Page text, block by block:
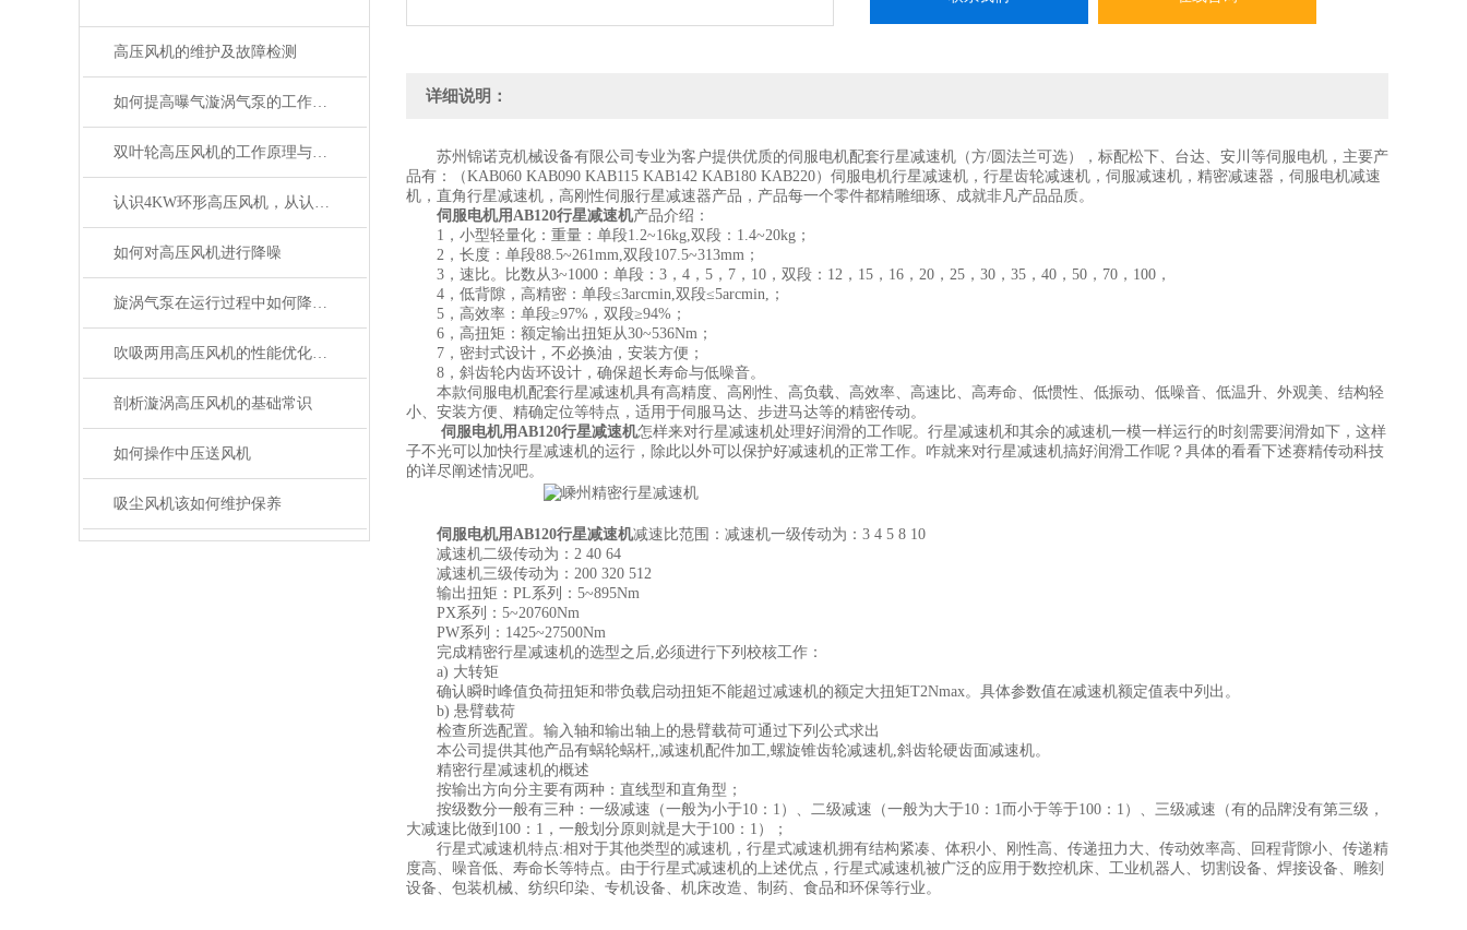
高压风机的维护及故障检测
如何提高曝气漩涡气泵的工作效率
双叶轮高压风机的工作原理与设计优势
认识4KW环形高压风机，从认识它的特点开始
如何对高压风机进行降噪
旋涡气泵在运行过程中如何降低噪音
吹吸两用高压风机的性能优化与维护技巧
剖析漩涡高压风机的基础常识
如何操作中压送风机
吸尘风机该如何维护保养
详细说明：
苏州锦诺克机械设备有限公司专业为客户提供优质的伺服电机配套行星减速机（方/圆法兰可选），标配松下、台达、安川等伺服电机，主要产
品有：（KAB060 KAB090 KAB115 KAB142 KAB180 KAB220）伺服电机行星减速机，行星齿轮减速机，伺服减速机，精密减速器，伺服电机减速
机，直角行星减速机，高刚性伺服行星减速器产品，产品每一个零件都精雕细琢、成就非凡产品品质。
伺服电机用AB120行星减速机产品介绍：
1，小型轻量化：重量：单段1.2~16kg,双段：1.4~20kg；
2，长度：单段88.5~261mm,双段107.5~313mm；
3，速比。比数从3~1000：单段：3，4，5，7，10，双段：12，15，16，20，25，30，35，40，50，70，100，
4，低背隙，高精密：单段≤3arcmin,双段≤5arcmin,；
5，高效率：单段≥97%，双段≥94%；
6，高扭矩：额定输出扭矩从30~536Nm；
7，密封式设计，不必换油，安装方便；
8，斜齿轮内齿环设计，确保超长寿命与低噪音。
本款伺服电机配套行星减速机具有高精度、高刚性、高负载、高效率、高速比、高寿命、低惯性、低振动、低噪音、低温升、外观美、结构轻
小、安装方便、精确定位等特点，适用于伺服马达、步进马达等的精密传动。
伺服电机用AB120行星减速机怎样来对行星减速机处理好润滑的工作呢。行星减速机和其余的减速机一模一样运行的时刻需要润滑如下，这样
子不光可以加快行星减速机的运行，除此以外可以保护好减速机的正常工作。咋就来对行星减速机搞好润滑工作呢？具体的看看下述赛精传动科技
的详尽阐述情况吧。
伺服电机用AB120行星减速机减速比范围：减速机一级传动为：3 4 5 8 10
减速机二级传动为：2 40 64
减速机三级传动为：200 320 512
输出扭矩：PL系列：5~895Nm
PX系列：5~20760Nm
PW系列：1425~27500Nm
完成精密行星减速机的选型之后,必须进行下列校核工作：
a) 大转矩
确认瞬时峰值负荷扭矩和带负载启动扭矩不能超过减速机的额定大扭矩T2Nmax。具体参数值在减速机额定值表中列出。
b) 悬臂载荷
检查所选配置。输入轴和输出轴上的悬臂载荷可通过下列公式求出
本公司提供其他产品有蜗轮蜗杆,,减速机配件加工,螺旋锥齿轮减速机,斜齿轮硬齿面减速机。
精密行星减速机的概述
按输出方向分主要有两种：直线型和直角型；
按级数分一般有三种：一级减速（一般为小于10：1）、二级减速（一般为大于10：1而小于等于100：1）、三级减速（有的品牌没有第三级，
大减速比做到100：1，一般划分原则就是大于100：1）；
行星式减速机特点:相对于其他类型的减速机，行星式减速机拥有结构紧凑、体积小、刚性高、传递扭力大、传动效率高、回程背隙小、传递精
度高、噪音低、寿命长等特点。由于行星式减速机的上述优点，行星式减速机被广泛的应用于数控机床、工业机器人、切割设备、焊接设备、雕刻
设备、包装机械、纺织印染、专机设备、机床改造、制药、食品和环保等行业。